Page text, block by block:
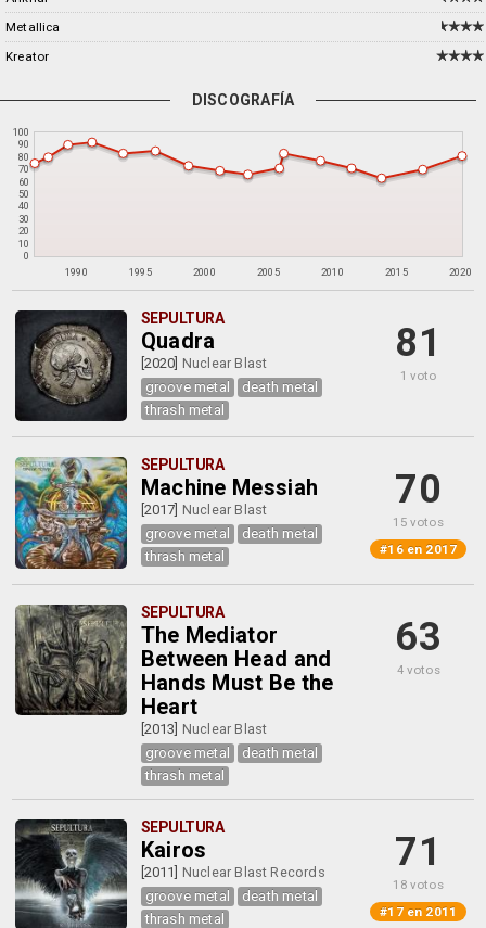
Metallica
Kreator
DISCOGRAFÍA
1990 1995 2000 2005 2010 2015 2020
0
10
20
30
40
50
60
70
80
90
100
SEPULTURA
Quadra
[2020] Nuclear Blast
groove metal
death metal
thrash metal
81
1 voto
SEPULTURA
Machine Messiah
[2017] Nuclear Blast
groove metal
death metal
thrash metal
70
15 votos
#16 en 2017
SEPULTURA
The Mediator
Between Head and
Hands Must Be the
Heart
[2013] Nuclear Blast
groove metal
death metal
thrash metal
63
4 votos
SEPULTURA
Kairos
[2011] Nuclear Blast Records
groove metal
death metal
thrash metal
71
18 votos
#17 en 2011